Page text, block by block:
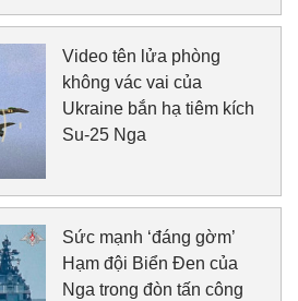
Video tên lửa phòng
không vác vai của
Ukraine bắn hạ tiêm kích
Su-25 Nga
Sức mạnh ‘đáng gờm’
Hạm đội Biển Đen của
Nga trong đòn tấn công